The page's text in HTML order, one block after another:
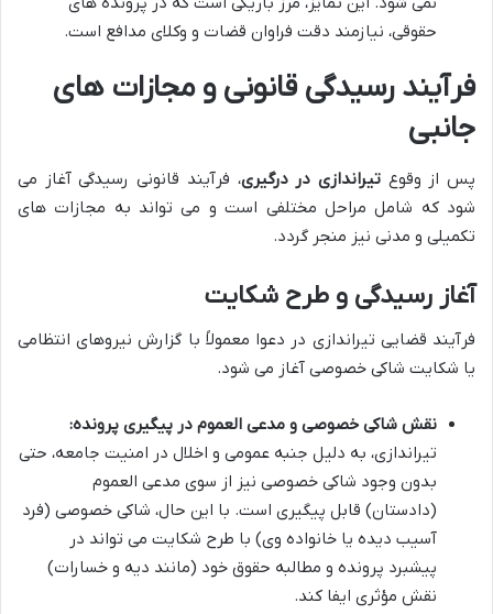
حقوقی، نیازمند دقت فراوان قضات و وکلای مدافع است.
فرآیند رسیدگی قانونی و مجازات های
جانبی
پس از وقوعتیراندازی در درگیری، فرآیند قانونی رسیدگی آغاز می
شود که شامل مراحل مختلفی است و می تواند به مجازات های
تکمیلی و مدنی نیز منجر گردد.
آغاز رسیدگی و طرح شکایت
فرآیند قضایی تیراندازی در دعوا معمولاً با گزارش نیروهای انتظامی
یا شکایت شاکی خصوصی آغاز می شود.
نقش شاکی خصوصی و مدعی العموم در پیگیری پرونده:
تیراندازی، به دلیل جنبه عمومی و اخلال در امنیت جامعه، حتی
بدون وجود شاکی خصوصی نیز از سوی مدعی العموم
(دادستان) قابل پیگیری است. با این حال، شاکی خصوصی (فرد
آسیب دیده یا خانواده وی) با طرح شکایت می تواند در
پیشبرد پرونده و مطالبه حقوق خود (مانند دیه و خسارات)
نقش مؤثری ایفا کند.